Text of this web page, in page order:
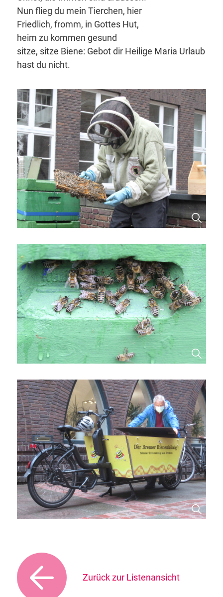
Nun flieg du mein Tierchen, hier
Friedlich, fromm, in Gottes Hut,
heim zu kommen gesund
sitze, sitze Biene: Gebot dir Heilige Maria Urlaub
hast du nicht.
Zurück zur Listenansicht